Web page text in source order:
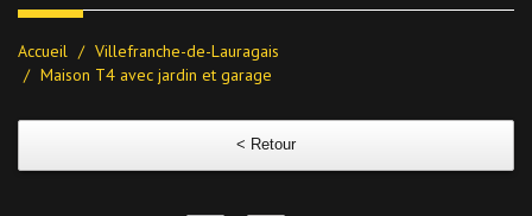
Accueil
Villefranche-de-Lauragais
Maison T4 avec jardin et garage
< Retour